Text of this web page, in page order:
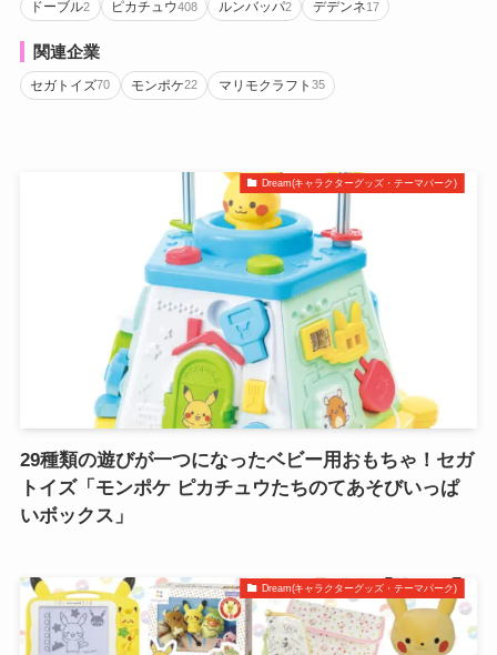
ドーブル2 ピカチュウ408 ルンバッパ2 デデンネ17
関連企業
セガトイズ70 モンポケ22 マリモクラフト 35
Dream(キャラクターグッズ・テーマパーク)
29種類の遊びが一つになったベビー用おもちゃ！セガ
トイズ「モンポケ ピカチュウたちのてあそびいっぱ
いボックス」
Dream(キャラクターグッズ・テーマパーク)